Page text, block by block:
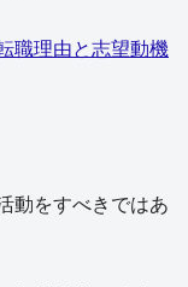
職理由と志望動機
動をすべきではあ